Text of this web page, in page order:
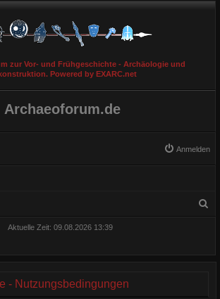
zur Vor- und Frühgeschichte - Archäologie und
Powered by EXARC.net
Archaeoforum.de
Anmelden
Aktuelle Zeit: 09.08.2026 13:39
- Nutzungsbedingungen